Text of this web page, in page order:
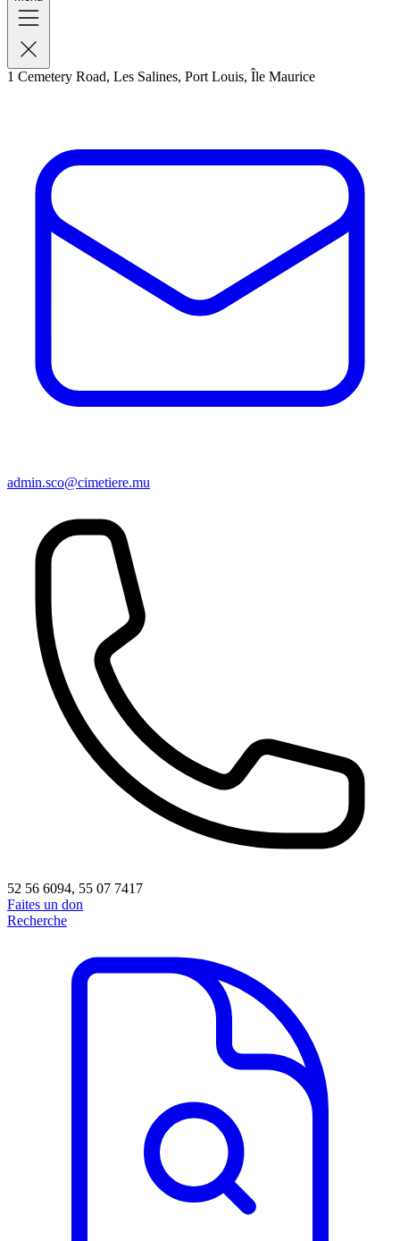
1 Cemetery Road, Les Salines, Port Louis, Île Maurice
admin.sco@cimetiere.mu
52 56 6094, 55 07 7417
Faites un don
Recherche